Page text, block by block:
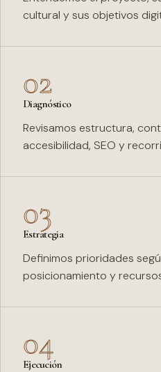
cultural y sus objetivos
02
Diagnóstico
Revisamos estructura,
accesibilidad, SEO y
03
Estrategia
Definimos prioridades
posicionamiento y
04
Ejecución